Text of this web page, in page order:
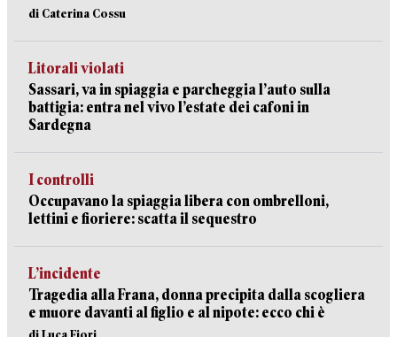
di Caterina Cossu
Litorali violati
Sassari, va in spiaggia e parcheggia l’auto sulla
battigia: entra nel vivo l’estate dei cafoni in
Sardegna
I controlli
Occupavano la spiaggia libera con ombrelloni,
lettini e fioriere: scatta il sequestro
L’incidente
Tragedia alla Frana, donna precipita dalla scogliera
e muore davanti al figlio e al nipote: ecco chi è